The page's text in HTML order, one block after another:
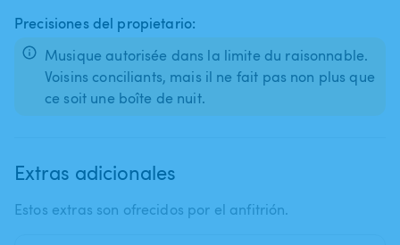
Precisiones del propietario:
Musique autorisée dans la limite du raisonnable.
Voisins conciliants, mais il ne fait pas non plus que
ce soit une boîte de nuit.
Extras adicionales
Estos extras son ofrecidos por el anfitrión.